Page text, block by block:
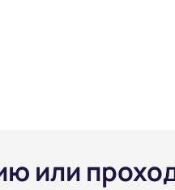
или